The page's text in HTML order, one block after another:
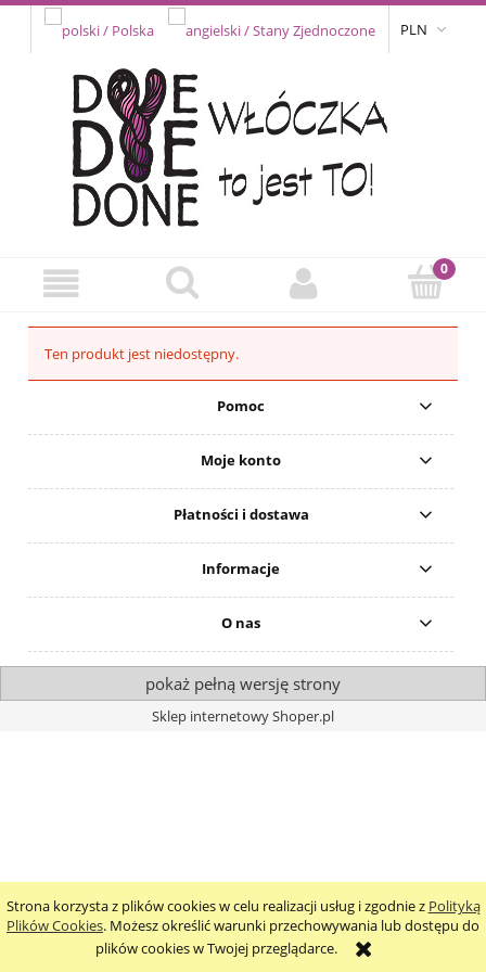
Strona korzysta z plików cookies w celu realizacji usług i zgodnie z Polityką
Plików Cookies. Możesz określić warunki przechowywania lub dostępu do
plików cookies w Twojej przeglądarce.
PLN
Ten produkt jest niedostępny.
Pomoc
Moje konto
Płatności i dostawa
Informacje
O nas
pokaż pełną wersję strony
Sklep internetowy Shoper.pl